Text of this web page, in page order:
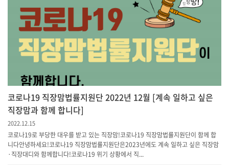
코로나19 직장맘법률지원단 2022년 12월 [계속 일하고 싶은
직장맘과 함께 합니다]
2022.12.15
코로나19로 부당한 대우를 받고 있는 직장맘!코로나19 직장맘법률지원단이 함께 합
니다안녕하세요!코로나19 직장맘법률지원단은2023년에도 계속 일하고 싶은 직장맘
·직장대디와 함께합니다!코로나19 위기 상황에서 직...